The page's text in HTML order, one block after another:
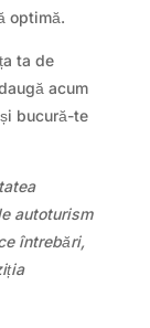
optimă.
ta de
acum
bucură-te
autoturism
întrebări,